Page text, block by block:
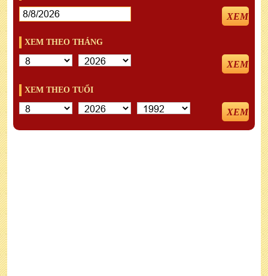
XEM
XEM THEO THÁNG
XEM
XEM THEO TUỔI
XEM